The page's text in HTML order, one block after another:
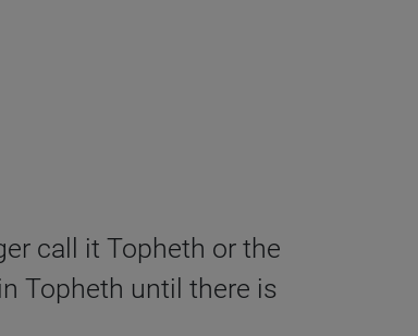
call it Topheth or the
Topheth until there is